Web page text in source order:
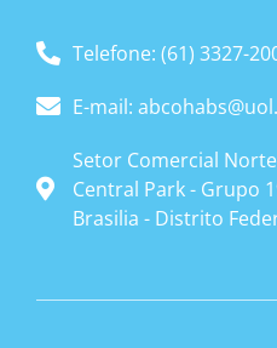
Telefone: (61) 3327-
E-mail:
Setor Comercial
Central Park - Grupo
Brasilia - Distrito